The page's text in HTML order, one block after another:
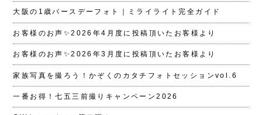
大阪の1歳バースデーフォト｜ミライライト完全ガイド
お客様のお声✨2026年4月度に投稿頂いたお客様より
お客様のお声✨2026年3月度に投稿頂いたお客様より
家族写真を撮ろう！かぞくのカタチフォトセッションvol.6
一番お得！七五三前撮りキャンペーン2026